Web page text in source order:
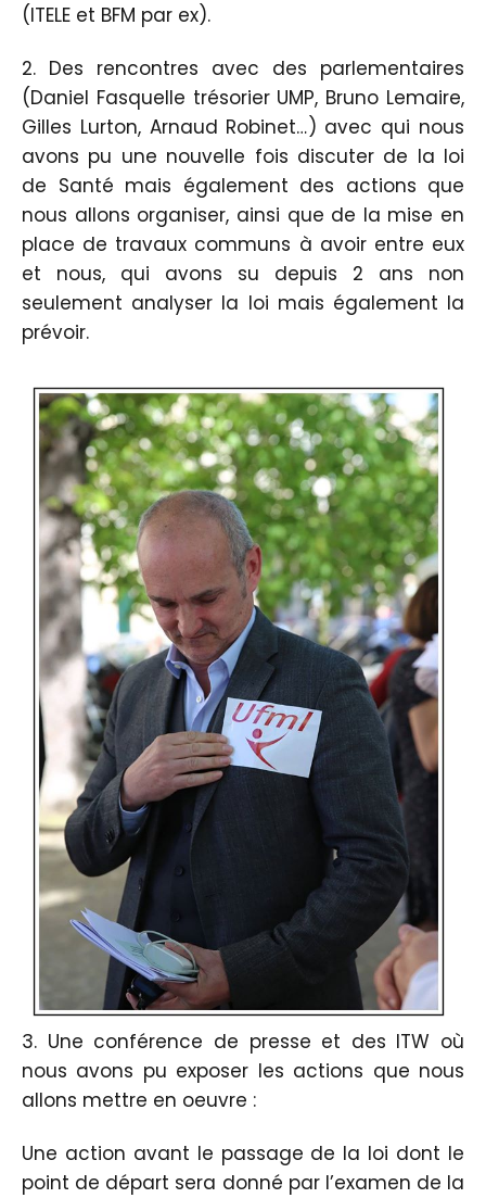
(ITELE et BFM par ex).
2. Des rencontres avec des parlementaires
(Daniel Fasquelle trésorier UMP, Bruno Lemaire,
Gilles Lurton, Arnaud Robinet…) avec qui nous
avons pu une nouvelle fois discuter de la loi
de Santé mais également des actions que
nous allons organiser, ainsi que de la mise en
place de travaux communs à avoir entre eux
et nous, qui avons su depuis 2 ans non
seulement analyser la loi mais également la
prévoir.
3. Une conférence de presse et des ITW où
nous avons pu exposer les actions que nous
allons mettre en oeuvre :
Une action avant le passage de la loi dont le
point de départ sera donné par l’examen de la